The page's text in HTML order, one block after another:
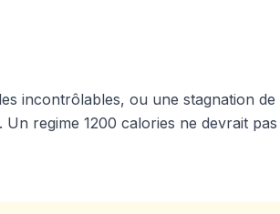
incontrôlables, ou une stagnation de
regime 1200 calories ne devrait pas